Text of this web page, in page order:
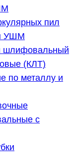
пил
УШМ
шлифовальный
(КЛТ)
по металлу и
с